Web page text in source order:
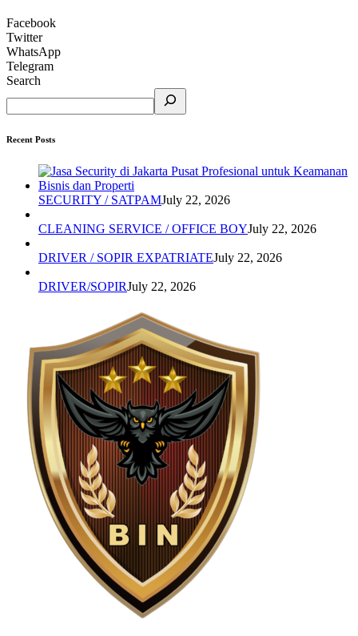
Facebook
Twitter
WhatsApp
Telegram
Search
Recent Posts
SECURITY / SATPAMJuly 22, 2026
CLEANING SERVICE / OFFICE BOYJuly 22, 2026
DRIVER / SOPIR EXPATRIATEJuly 22, 2026
DRIVER/SOPIRJuly 22, 2026